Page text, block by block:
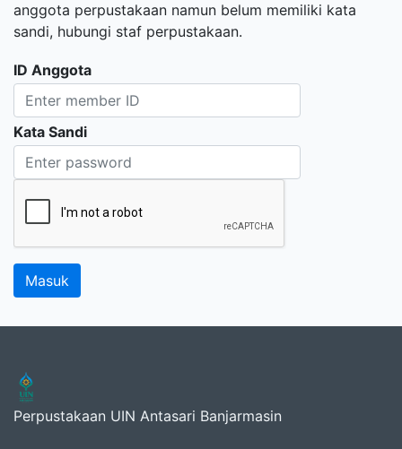
anggota perpustakaan namun belum memiliki kata
sandi, hubungi staf perpustakaan.
ID Anggota
Kata Sandi
Perpustakaan UIN Antasari Banjarmasin